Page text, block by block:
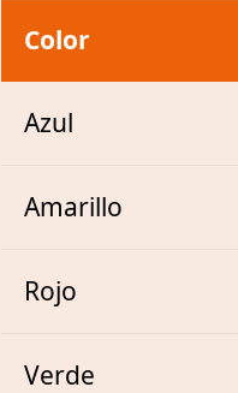
Color
Azul
Amarillo
Rojo
Verde